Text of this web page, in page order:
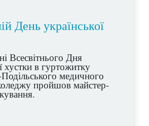
День української
Всесвітнього Дня
хустки в гуртожитку
медичного
пройшов майстер-